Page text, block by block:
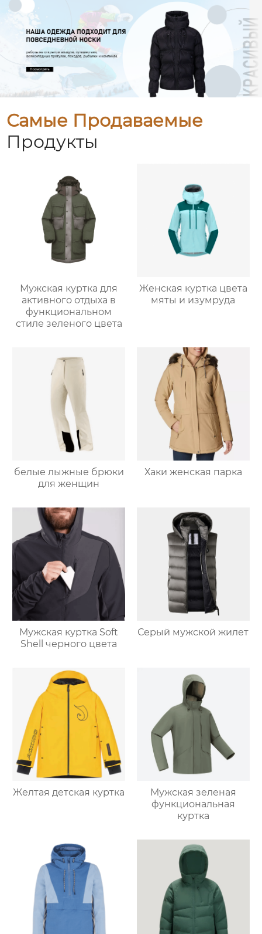
Самые Продаваемые
Продукты
Мужская куртка для
активного отдыха в
функциональном
стиле зеленого цвета
Женская куртка цвета
мяты и изумруда
белые лыжные брюки
для женщин
Хаки женская парка
Мужская куртка Soft
Shell черного цвета
Серый мужской жилет
Желтая детская куртка
Мужская зеленая
функциональная
куртка